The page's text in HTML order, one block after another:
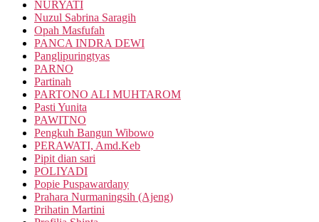
NURYATI
Nuzul Sabrina Saragih
Opah Masfufah
PANCA INDRA DEWI
Panglipuringtyas
PARNO
Partinah
PARTONO ALI MUHTAROM
Pasti Yunita
PAWITNO
Pengkuh Bangun Wibowo
PERAWATI, Amd.Keb
Pipit dian sari
POLIYADI
Popie Puspawardany
Prahara Nurmaningsih (Ajeng)
Prihatin Martini